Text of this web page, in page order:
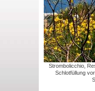
Strombolicchio,
Schlotfüllung